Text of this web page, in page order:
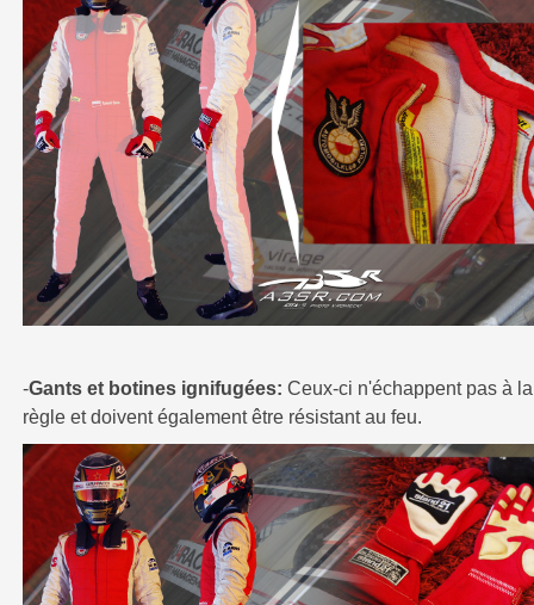
-Gants et botines ignifugées: Ceux-ci n'échappent pas à la
règle et doivent également être résistant au feu.